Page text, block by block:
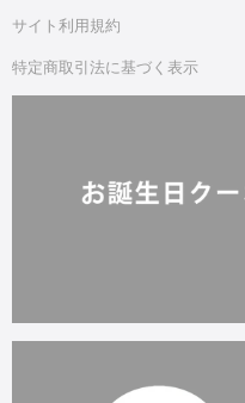
サイト利用規約
特定商取引法に基づく表示